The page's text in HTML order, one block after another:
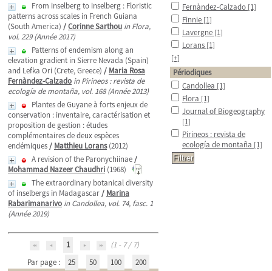
From inselberg to inselberg : Floristic
patterns across scales in French Guiana
(South America) /Corinne Sarthou in Flora,
vol. 229 (Année 2017)
Patterns of endemism along an
elevation gradient in Sierre Nevada (Spain)
and Lefka Ori (Crete, Greece) / Maria Rosa
Fernàndez-Calzado in Pirineos : revista de
ecología de montaña, vol. 168 (Année 2013)
Plantes de Guyane à forts enjeux de
conservation : inventaire, caractérisation et
proposition de gestion : études
complémentaires de deux espèces
endémiques/ Matthieu Lorans(2012)
A revision of the Paronychiinae/
Mohammad Nazeer Chaudhri (1968)
The extraordinary botanical diversity
of inselbergs in Madagascar/ Marina
Rabarimanarivo in Candollea, vol. 74, fasc. 1
(Année 2019)
1
(1 - 7 / 7)
Par page :
25 50 100 200
Fernàndez-Calzado [1]
Finnie [1]
Lavergne [1]
Lorans [1]
[+]
Périodiques
Candollea [1]
Flora [1]
Journal of Biogeography
[1]
Pirineos : revista de
ecología de montaña [1]